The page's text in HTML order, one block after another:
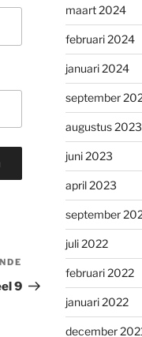
bericht
9
maart 2024
februari 2024
januari 2024
september
augustus 2023
juni 2023
april 2023
september
juli 2022
februari 2022
januari 2022
december